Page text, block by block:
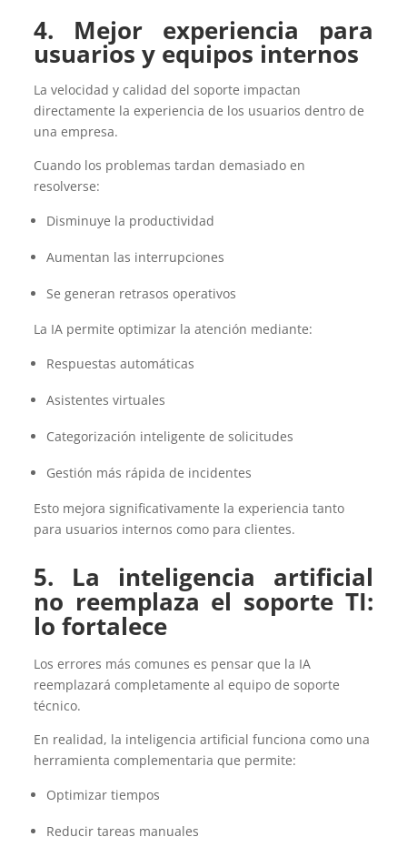
4. Mejor experiencia para
usuarios y equipos internos
La velocidad y calidad del soporte impactan
directamente la experiencia de los usuarios dentro de
una empresa.
Cuando los problemas tardan demasiado en
resolverse:
Disminuye la productividad
Aumentan las interrupciones
Se generan retrasos operativos
La IA permite optimizar la atención mediante:
Respuestas automáticas
Asistentes virtuales
Categorización inteligente de solicitudes
Gestión más rápida de incidentes
Esto mejora significativamente la experiencia tanto
para usuarios internos como para clientes.
5. La inteligencia artificial
no reemplaza el soporte TI:
lo fortalece
Los errores más comunes es pensar que la IA
reemplazará completamente al equipo de soporte
técnico.
En realidad, la inteligencia artificial funciona como una
herramienta complementaria que permite:
Optimizar tiempos
Reducir tareas manuales